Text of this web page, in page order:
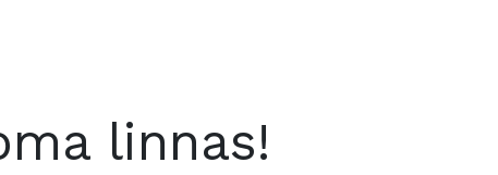
linnas!